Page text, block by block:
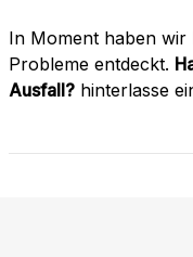
In Moment haben wir
Probleme entdeckt.
Ausfall? hinterlasse